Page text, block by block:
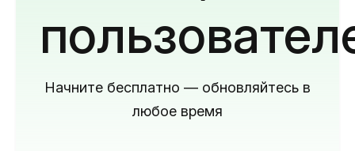
Начните бесплатно — обновляйтесь в
любое время